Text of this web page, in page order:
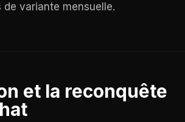
variante mensuelle.
et la reconquête